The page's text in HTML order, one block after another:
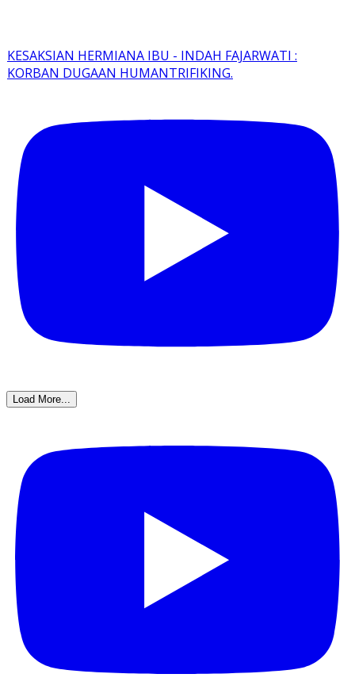
KESAKSIAN HERMIANA IBU - INDAH FAJARWATI :
KORBAN DUGAAN HUMANTRIFIKING.
Load More...